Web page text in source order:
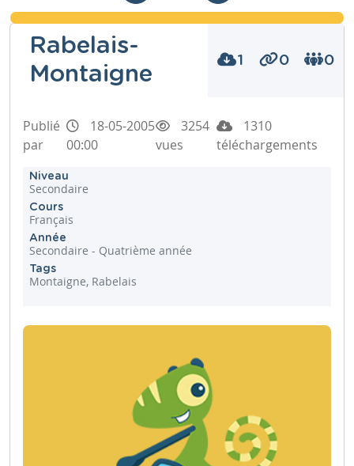
Rabelais-
Montaigne
1 0 0
Publié
par
18-05-2005
00:00
3254
vues
1310
téléchargements
Niveau
Secondaire
Cours
Français
Année
Secondaire - Quatrième année
Tags
Montaigne, Rabelais